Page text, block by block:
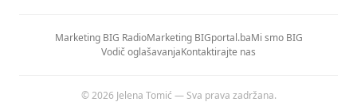
Marketing BIG RadioMarketing BIGportal.baMi smo BIG
Vodič oglašavanjaKontaktirajte nas
© 2026 Jelena Tomić — Sva prava zadržana.